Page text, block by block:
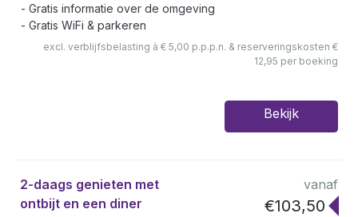
Gratis informatie over de omgeving
Gratis WiFi & parkeren
excl. verblijfsbelasting à € 5,00 p.p.p.n. & reserveringskosten €
12,95 per boeking
Bekijk
2-daags genieten met
ontbijt en een diner
vanaf
€103,50